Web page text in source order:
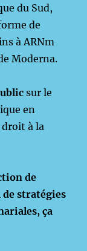
du Sud,
de
à ARNm
Moderna.
sur le
en
droit à la
de
de stratégies
ça